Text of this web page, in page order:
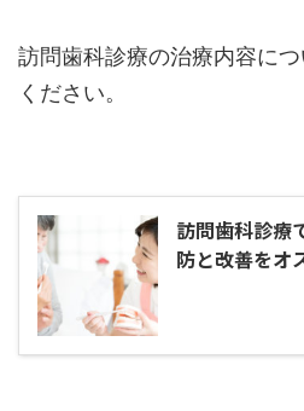
訪問歯科診療の治療内容に
ください。
訪問歯科診療
防と改善をオ